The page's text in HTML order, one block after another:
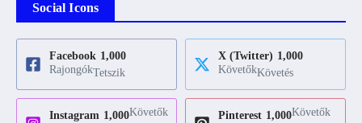
Social Icons
Facebook 1,000
RajongókTetszik
X (Twitter) 1,000
KövetőkKövetés
Instagram 1,000Követők
Pinterest 1,000Követők